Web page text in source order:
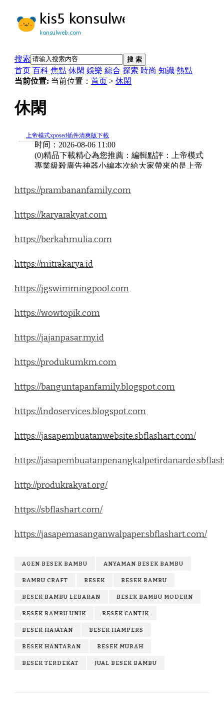
https://prambananfamily.com
https://karyarakyat.com
https://berkahmulia.com
https://mitrakarya.id
https://jgswimmingpool.com
https://wowtopik.com
https://jajanpasar.my.id
https://produkumkm.com
https://banguntapanfamily.blogspot.com
https://indoservices.blogspot.com
https://jasapembuatanwebsite.sbflashart.com/
https://
http://produkrakyat.org/
https://sbflashart.com/
https://jasapemasanganwalpaper.sbflashart.com/
AGEN BESEK BAMBU ANYAMAN BESEK BAMBU
BAMBU CRAFT BESEK BESEK BAMBU
BESEK BAMBU LEBARAN BESEK BAMBU MODERN
BESEK BAMBU UNIK BESEK CANTIK
BESEK HAJATAN BESEK HAMPERS
BESEK HANTARAN BESEK MURAH
BESEK TERDEKAT JUAL BESEK BAMBU